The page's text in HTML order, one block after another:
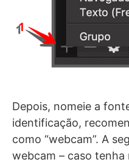
Depois, nomeie a
identificação,
como “webcam”. A
webcam – caso tenha